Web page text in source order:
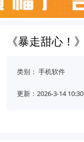
《暴走甜心！
类别： 手机软件
更新：2026-3-14